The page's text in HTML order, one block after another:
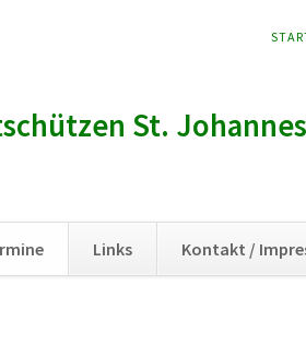
St.
Links Kontakt /